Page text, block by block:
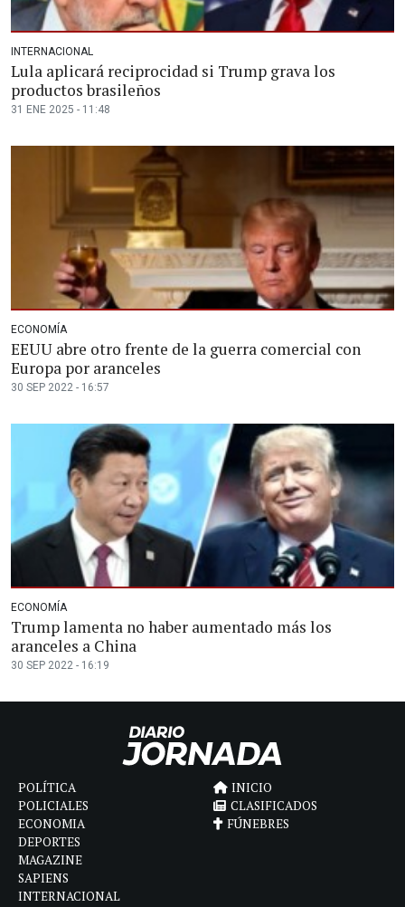
INTERNACIONAL
Lula aplicará reciprocidad si Trump grava los
productos brasileños
31 ENE 2025 - 11:48
ECONOMÍA
EEUU abre otro frente de la guerra comercial con
Europa por aranceles
30 SEP 2022 - 16:57
ECONOMÍA
Trump lamenta no haber aumentado más los
aranceles a China
30 SEP 2022 - 16:19
POLÍTICA
POLICIALES
ECONOMIA
DEPORTES
MAGAZINE
SAPIENS
INTERNACIONAL
INICIO
CLASIFICADOS
FÚNEBRES